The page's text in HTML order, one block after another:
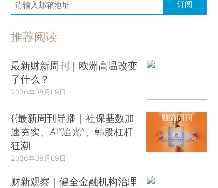
订阅
推荐阅读
最新财新周刊｜欧洲高温改变
了什么？
2026年08月09日
{{最新周刊导播｜社保基数加
速夯实、AI“追光”、韩股杠杆
狂潮
2026年08月09日
财新观察｜健全金融机构治理